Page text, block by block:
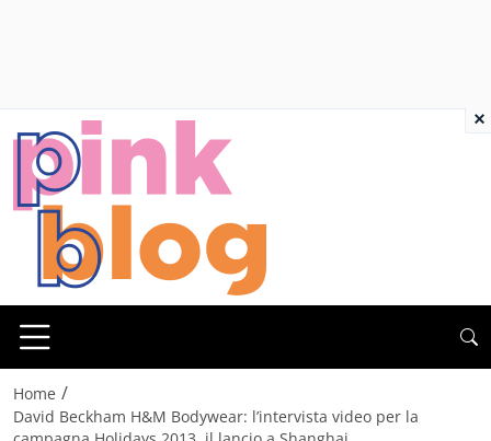
Home /
David Beckham H&M Bodywear: l’intervista video per la
×